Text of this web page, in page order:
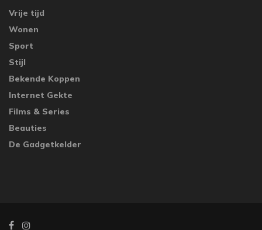
Vrije tijd
Wonen
Sport
Stijl
Bekende Koppen
Internet Gekte
Films & Series
Beauties
De Gadgetkelder